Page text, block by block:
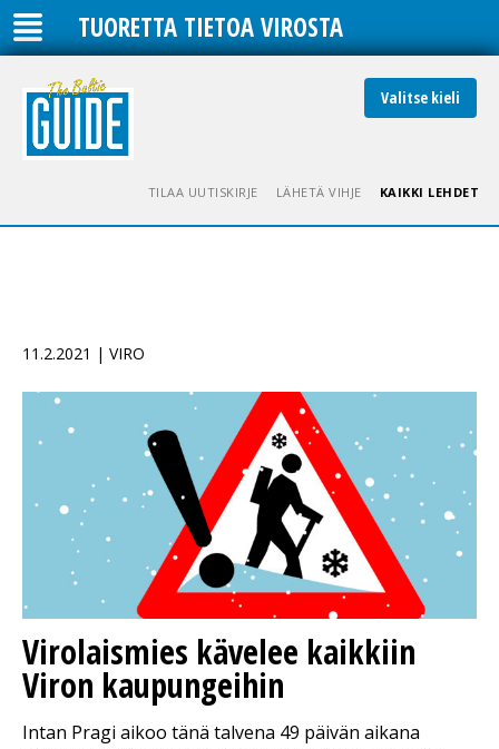
TUORETTA TIETOA VIROSTA
Valitse kieli
TILAA UUTISKIRJE LÄHETÄ VIHJE KAIKKI LEHDET
11.2.2021 | VIRO
Virolaismies kävelee kaikkiin
Viron kaupungeihin
Intan Pragi aikoo tänä talvena 49 päivän aikana